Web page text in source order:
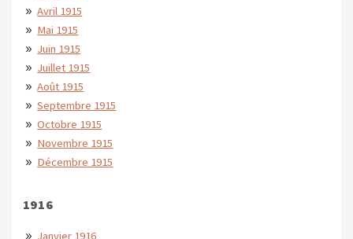
Avril 1915
Mai 1915
Juin 1915
Juillet 1915
Août 1915
Septembre 1915
Octobre 1915
Novembre 1915
Décembre 1915
1916
Janvier 1916